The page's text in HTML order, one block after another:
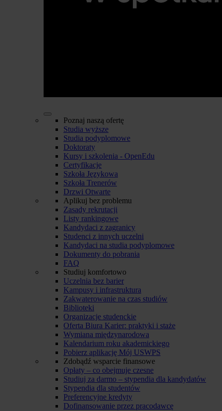
Poznaj naszą ofertę
Studia wyższe
Studia podyplomowe
Doktoraty
Kursy i szkolenia - OpenEdu
Certyfikacje
Szkoła Językowa
Szkoła Trenerów
Drzwi Otwarte
Aplikuj bez problemu
Zasady rekrutacji
Listy rankingowe
Kandydaci z zagranicy
Studenci z innych uczelni
Kandydaci na studia podyplomowe
Dokumenty do pobrania
FAQ
Studiuj komfortowo
Uczelnia bez barier
Kampusy i infrastruktura
Zakwaterowanie na czas studiów
Biblioteki
Organizacje studenckie
Oferta Biura Karier: praktyki i staże
Wymiana międzynarodowa
Kalendarium roku akademickiego
Pobierz aplikację Mój USWPS
Zdobądź wsparcie finansowe
Opłaty – co obejmuje czesne
Studiuj za darmo – stypendia dla kandydatów
Stypendia dla studentów
Preferencyjne kredyty
Dofinansowanie przez pracodawcę